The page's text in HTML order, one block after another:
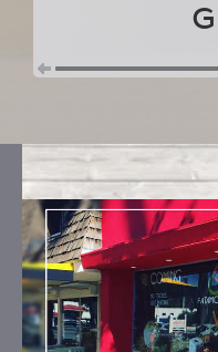
Ingredienti:
zucchero
CREMA BRIOCHES